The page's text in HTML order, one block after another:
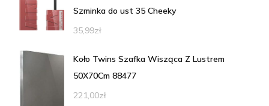
Szminka do ust 35 Cheeky
35,99zł
Koło Twins Szafka Wisząca Z Lustrem
50X70Cm 88477
221,00zł